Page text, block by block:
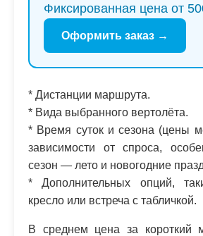
Фиксированная цена от
Оформить заказ →
* Дистанции маршрута.
* Вида выбранного вертолёта.
* Время суток и сезона (цены
зависимости от спроса,
сезон — лето и новогодние
* Дополнительных опций,
кресло или встреча с табличкой.
В среднем цена за короткий